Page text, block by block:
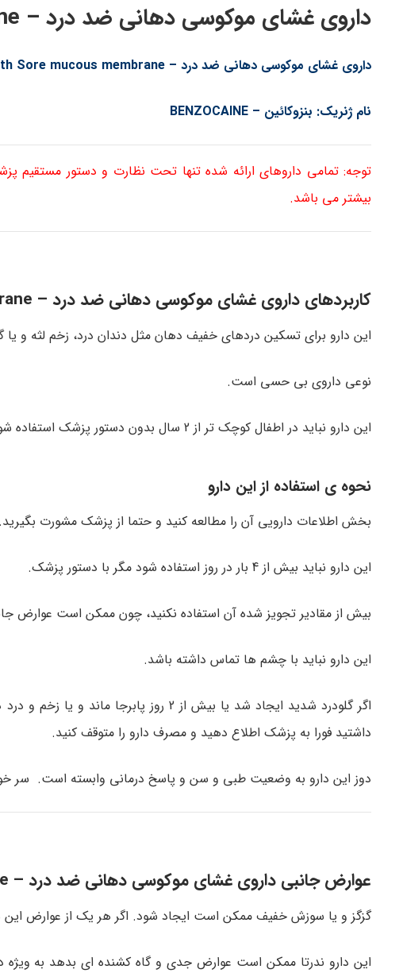
داروی غشای موکوسی دهانی ضد درد – Mouth Sore mucous membrane
داروی غشای موکوسی دهانی ضد درد – Mouth Sore mucous membrane
نام ژنریک: بنزوکائین – BENZOCAINE
توجه: تمامی داروهای ارائه شده تنها تحت نظارت و دستور مستقیم
بیشتر می باشد.
کاربردهای داروی غشای موکوسی دهانی ضد درد – Mouth Sore mucous membrane
این دارو برای تسکین دردهای خفیف دهان مثل دندان درد، زخم لثه و یا
نوعی داروی بی حسی است.
این دارو نباید در اطفال کوچک تر از 2 سال بدون دستور پزشک استفاده شود.
نحوه ی استفاده از این دارو
بخش اطلاعات دارویی آن را مطالعه کنید و حتما از پزشک مشورت بگیرید.
این دارو نباید بیش از 4 بار در روز استفاده شود مگر با دستور پزشک.
بیش از مقادیر تجویز شده آن استفاده نکنید، چون ممکن است عوارض
این دارو نباید با چشم ها تماس داشته باشد.
داشتید فورا به پزشک اطلاع دهید و مصرف دارو را متوقف کنید.
دوز این دارو به وضعیت طبی و سن و پاسخ درمانی وابسته است. سر خود
عوارض جانبی داروی غشای موکوسی دهانی ضد درد – Mouth Sore mucous membrane
گزگز و یا سوزش خفیف ممکن است ایجاد شود. اگر هر یک از عوارض این
این دارو ندرتا ممکن است عوارض جدی و گاه کشنده ای بدهد به ویژه